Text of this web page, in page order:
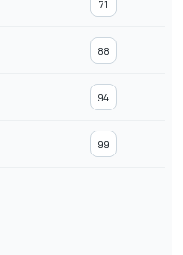
71
88
94
99